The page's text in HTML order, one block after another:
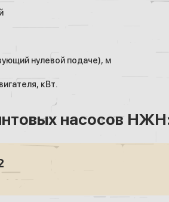
нулевой подаче), м
кВт.
насосов